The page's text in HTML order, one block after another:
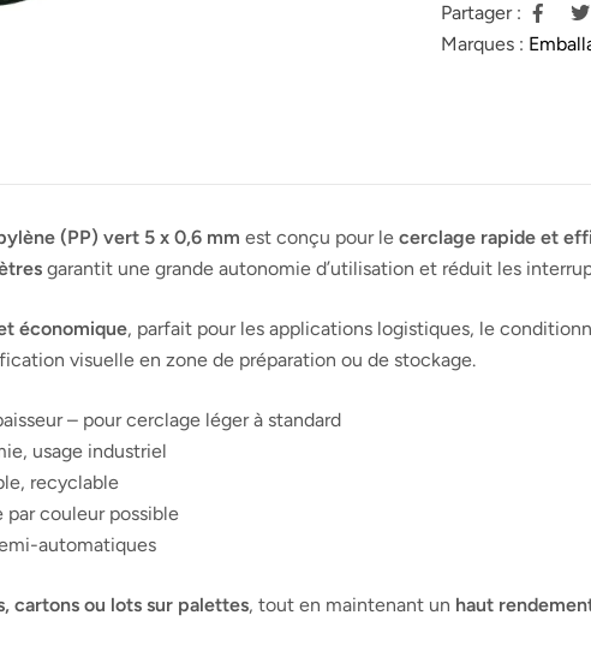
Partager :
Marques :
(PP) vert 5 x 0,6 mm est conçu pour le cerclage rapide et
garantit une grande autonomie d’utilisation et réduit les
économique, parfait pour les applications logistiques, le
visuelle en zone de préparation ou de stockage.
– pour cerclage léger à standard
usage industriel
recyclable
par couleur possible
automatiques
cartons ou lots sur palettes, tout en maintenant un haut